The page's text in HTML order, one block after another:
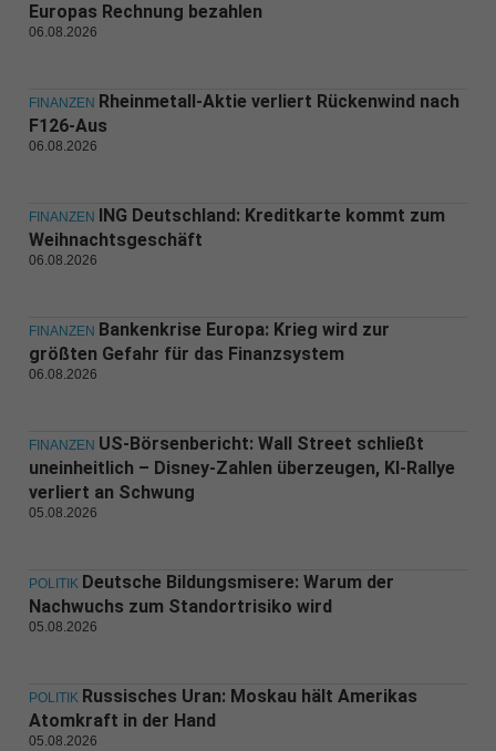
Europas Rechnung bezahlen
06.08.2026
FINANZEN Rheinmetall-Aktie verliert Rückenwind nach
F126-Aus
06.08.2026
FINANZEN
ING Deutschland: Kreditkarte kommt zum
Weihnachtsgeschäft
06.08.2026
FINANZEN Bankenkrise Europa: Krieg wird zur
größten Gefahr für das Finanzsystem
06.08.2026
FINANZEN US-Börsenbericht: Wall Street schließt
uneinheitlich – Disney-Zahlen überzeugen, KI-Rallye
verliert an Schwung
05.08.2026
POLITIK Deutsche Bildungsmisere: Warum der
Nachwuchs zum Standortrisiko wird
05.08.2026
POLITIK Russisches Uran: Moskau hält Amerikas
Atomkraft in der Hand
05.08.2026